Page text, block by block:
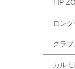
TIP
ロン
クラ
カル